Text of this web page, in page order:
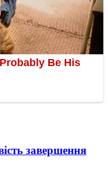
завершення